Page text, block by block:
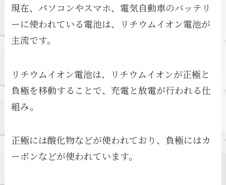
現在、パソコンやスマホ、電気自動車のバッテリ
ーに使われている電池は、リチウムイオン電池が
主流です。
リチウムイオン電池は、リチウムイオンが正極と
負極を移動することで、充電と放電が行われる仕
組み。
正極には酸化物などが使われており、負極にはカ
ーボンなどが使われています。